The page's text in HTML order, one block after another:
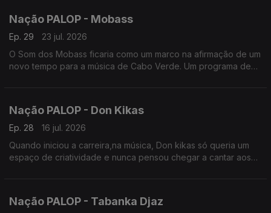
Nação PALOP - Mobass
Ep. 29
23 jul. 2026
O Som dos Mobass ficaria como um marco na afirmação de um
novo tempo para a música de Cabo Verde. Um programa de
Nação PALOP - Don Kikas
Ep. 28
16 jul. 2026
Quando iniciou a carreira,na música, Don kikas só queria um
espaço de criatividade e nunca pensou chegar a cantar aos
Nação PALOP - Tabanka Djaz